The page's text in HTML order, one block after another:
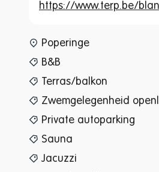
https://www.terp.be/
www-page-
Poperinge
B&B
Terras/balkon
Zwemgelegenheid
Private autoparking
Sauna
Jacuzzi